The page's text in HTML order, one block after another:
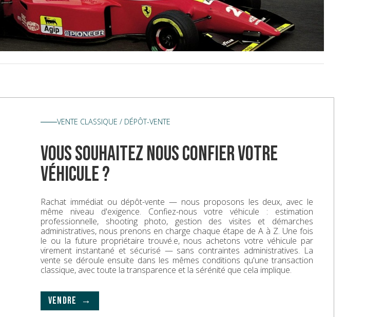
VENTE CLASSIQUE / DÉPÔT-VENTE
vous souhaitez nous confier votre
véhicule ?
Rachat immédiat ou dépôt-vente — nous proposons les deux, avec le
même niveau d'exigence. Confiez-nous votre véhicule : estimation
professionnelle, shooting photo, gestion des visites et démarches
administratives, nous prenons en charge chaque étape de A à Z. Une fois
le ou la future propriétaire trouvé.e, nous achetons votre véhicule par
virement instantané et sécurisé — sans contraintes administratives. La
vente se déroule ensuite dans les mêmes conditions qu'une transaction
classique, avec toute la transparence et la sérénité que cela implique.
VENDRE →